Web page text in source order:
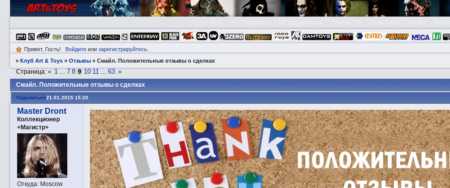
Привет, Гость! Войдитеили зарегистрируйтесь.
»Клуб Art & Toys »Отзывы »Смaйл. Положительные отзывы о сделках
Смaйл. Положительные отзывы о сделках
Страница:« 1 … 7 8 9 10 11 … 63 »
Поделиться21.01.2015 15:20
Master Dront
Коллекционер
+Магистр+
Откуда:Moscow